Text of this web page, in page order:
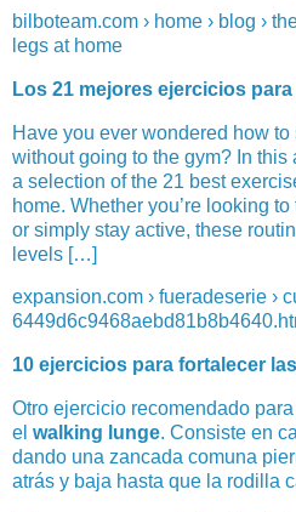
bilboteam.com › home › blog ›
legs at home
Los 21 mejores ejercicios
Have you ever wondered how
without going to the gym? In
a selection of the 21 best
home. Whether you’re looking
or simply stay active, these
levels […]
expansion.com › fueradeserie ›
10 ejercicios para fortalecer
Otro ejercicio recomendado
el walking lunge. Consiste en
dando una zancada comuna
atrás y baja hasta que la rodilla